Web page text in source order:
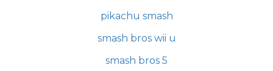
pikachu smash
smash bros wii u
smash bros 5